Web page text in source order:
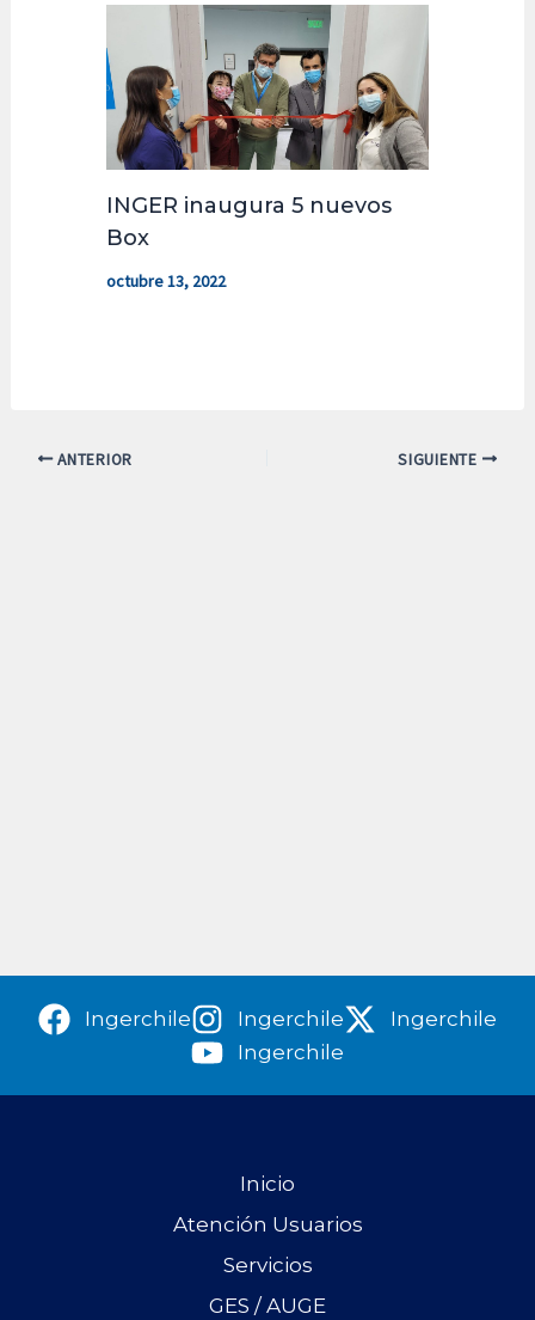
INGER inaugura 5 nuevos
Box
octubre 13, 2022
ANTERIOR SIGUIENTE
Ingerchile Ingerchile
Ingerchile
Ingerchile
Inicio
Atención Usuarios
Servicios
GES / AUGE